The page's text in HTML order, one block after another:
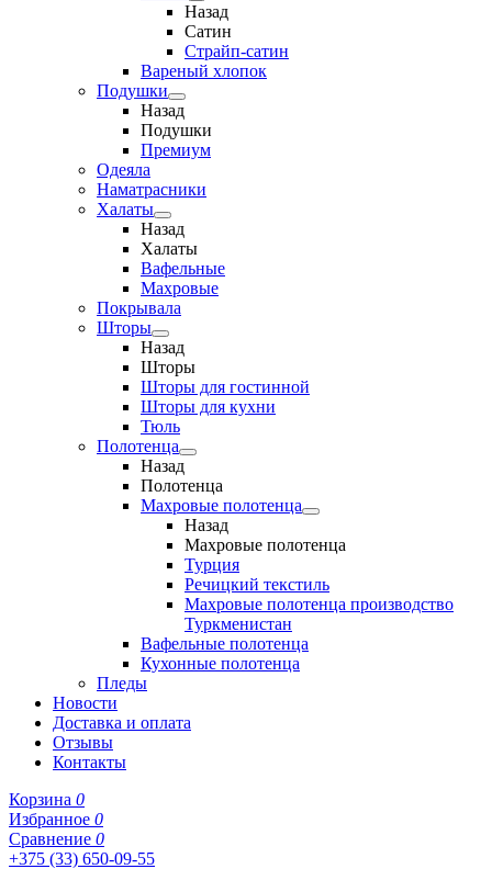
Назад
Сатин
Страйп-сатин
Вареный хлопок
Подушки
Назад
Подушки
Премиум
Одеяла
Наматрасники
Халаты
Назад
Халаты
Вафельные
Махровые
Покрывала
Шторы
Назад
Шторы
Шторы для гостинной
Шторы для кухни
Тюль
Полотенца
Назад
Полотенца
Махровые полотенца
Назад
Махровые полотенца
Турция
Речицкий текстиль
Махровые полотенца производство
Туркменистан
Вафельные полотенца
Кухонные полотенца
Пледы
Новости
Доставка и оплата
Отзывы
Контакты
Корзина 0
Избранное 0
Сравнение 0
+375 (33) 650-09-55